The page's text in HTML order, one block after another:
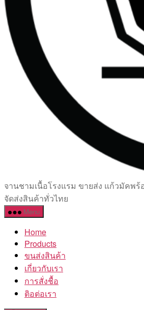
เซรามิค
ครบ
ครัน
โรงงาน
จานชามเนื้อโรงแรม ขายส่ง แก้วมัคพ
จัดส่งสินค้าทั่วไทย
Menu
Home
Products
ขนส่งสินค้า
เกี่ยวกับเรา
การสั่งชื้อ
ติอต่อเรา